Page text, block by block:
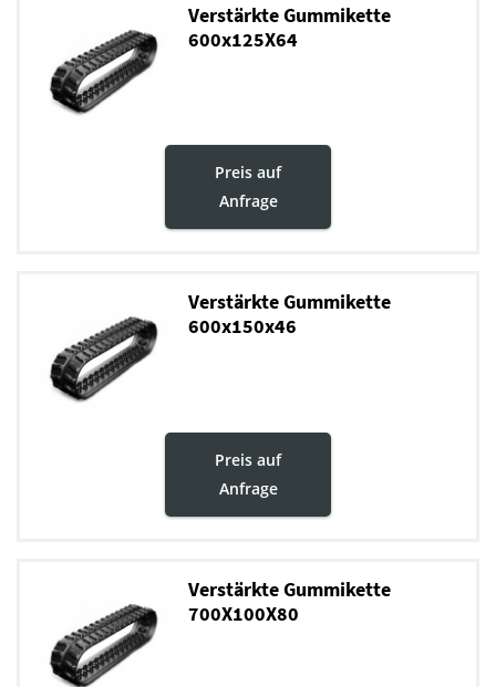
Verstärkte Gummikette
600x125X64
Preis auf
Anfrage
Verstärkte Gummikette
600x150x46
Preis auf
Anfrage
Verstärkte Gummikette
700X100X80